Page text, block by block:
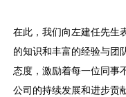
在此，我们向左建任先生
的知识和丰富的经验与团
态度，激励着每一位同事
公司的持续发展和进步贡